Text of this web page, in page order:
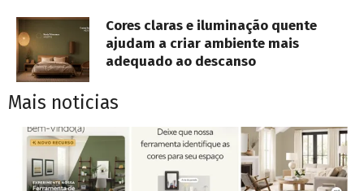
Cores claras e iluminação quente
ajudam a criar ambiente mais
adequado ao descanso
Mais noticias